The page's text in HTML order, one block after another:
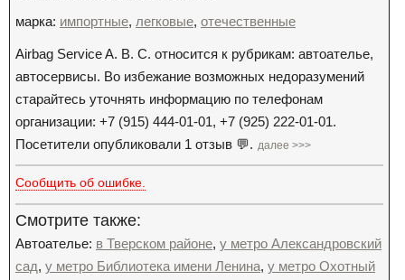
марка: импортные, легковые, отечественные
Airbag Service A. B. C. относится к рубрикам: автоателье,
автосервисы. Во избежание возможных недоразумений
старайтесь уточнять информацию по телефонам
организации: +7 (915) 444-01-01, +7 (925) 222-01-01.
Посетители опубликовали 1 отзыв 💬. далее >>>
Сообщить об ошибке.
Смотрите также:
Автоателье: в Тверском районе, у метро Александровский
сад, у метро Библиотека имени Ленина, у метро Охотный